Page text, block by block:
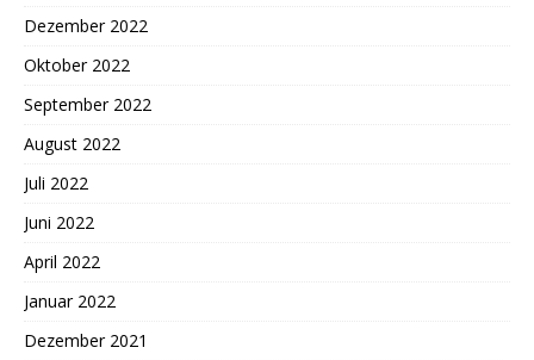
Dezember 2022
Oktober 2022
September 2022
August 2022
Juli 2022
Juni 2022
April 2022
Januar 2022
Dezember 2021